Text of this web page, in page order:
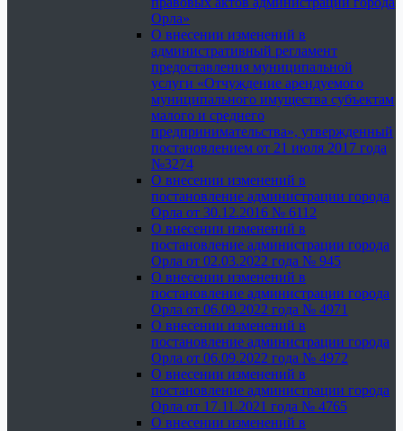
Орла»
О внесении изменений в
административный регламент
предоставления муниципальной
услуги «Отчуждение арендуемого
муниципального имущества субъектам
малого и среднего
предпринимательства», утвержденный
постановлением от 21 июля 2017 года
№3274
О внесении изменений в
постановление администрации города
Орла от 30.12.2016 № 6112
О внесении изменений в
постановление администрации города
Орла от 02.03.2022 года № 945
О внесении изменений в
постановление администрации города
Орла от 06.09.2022 года № 4971
О внесении изменений в
постановление администрации города
Орла от 06.09.2022 года № 4972
О внесении изменений в
постановление администрации города
Орла от 17.11.2021 года № 4765
О внесении изменений в